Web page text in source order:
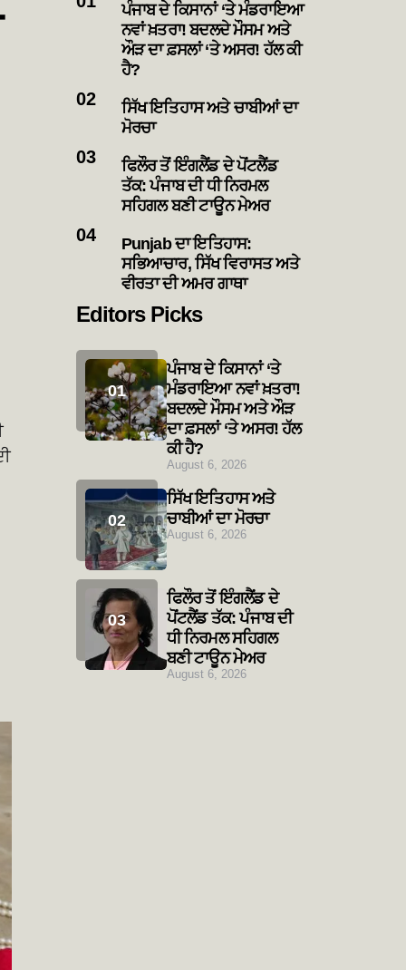
ਪੰਜਾਬ ਦੇ ਕਿਸਾਨਾਂ ‘ਤੇ ਮੰਡਰਾਇਆ
ਨਵਾਂ ਖ਼ਤਰਾ! ਬਦਲਦੇ ਮੌਸਮ ਅਤੇ
ਔੜ ਦਾ ਫ਼ਸਲਾਂ ‘ਤੇ ਅਸਰ! ਹੱਲ ਕੀ
ਹੈ?
ਸਿੱਖ ਇਤਿਹਾਸ ਅਤੇ ਚਾਬੀਆਂ ਦਾ
ਮੋਰਚਾ
ਫਿਲੌਰ ਤੋਂ ਇੰਗਲੈਂਡ ਦੇ ਪੋਂਟਲੈਂਡ
ਤੱਕ: ਪੰਜਾਬ ਦੀ ਧੀ ਨਿਰਮਲ
ਸਹਿਗਲ ਬਣੀ ਟਾਊਨ ਮੇਅਰ
Punjab ਦਾ ਇਤਿਹਾਸ:
ਸਭਿਆਚਾਰ, ਸਿੱਖ ਵਿਰਾਸਤ ਅਤੇ
ਵੀਰਤਾ ਦੀ ਅਮਰ ਗਾਥਾ
Editors Picks
ਪੰਜਾਬ ਦੇ ਕਿਸਾਨਾਂ ‘ਤੇ
ਮੰਡਰਾਇਆ ਨਵਾਂ ਖ਼ਤਰਾ!
ਬਦਲਦੇ ਮੌਸਮ ਅਤੇ ਔੜ
ਦਾ ਫ਼ਸਲਾਂ ‘ਤੇ ਅਸਰ! ਹੱਲ
ਕੀ ਹੈ?
August 6, 2026
ਸਿੱਖ ਇਤਿਹਾਸ ਅਤੇ
ਚਾਬੀਆਂ ਦਾ ਮੋਰਚਾ
August 6, 2026
ਫਿਲੌਰ ਤੋਂ ਇੰਗਲੈਂਡ ਦੇ
ਪੋਂਟਲੈਂਡ ਤੱਕ: ਪੰਜਾਬ ਦੀ
ਧੀ ਨਿਰਮਲ ਸਹਿਗਲ
ਬਣੀ ਟਾਊਨ ਮੇਅਰ
August 6, 2026